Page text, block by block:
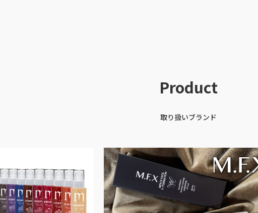
Product
取り扱いブランド